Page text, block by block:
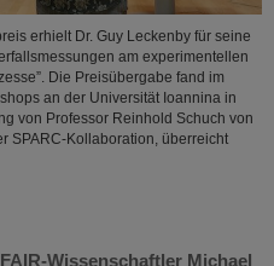
erhielt Dr. Guy Leckenby für seine
am experimentellen
Die Preisübergabe fand im
an der Universität Ioannina in
von Professor Reinhold Schuch von
SPARC-Kollaboration, überreicht
Wissenschaftler Michael